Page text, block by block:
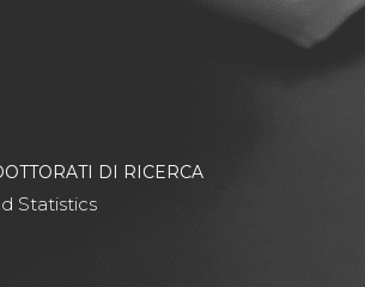
DI RICERCA
Statistics